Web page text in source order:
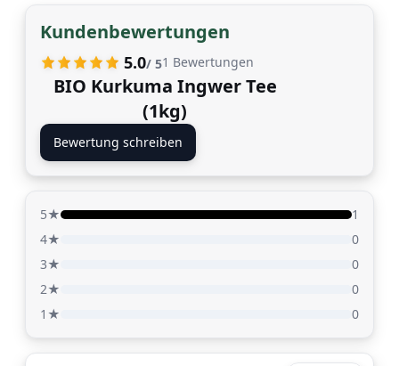
Kundenbewertungen
5.0/ 51 Bewertungen
BIO Kurkuma Ingwer Tee
(1kg)
Bewertung schreiben
5★
1
4★
0
3★
0
2★
0
1★
0